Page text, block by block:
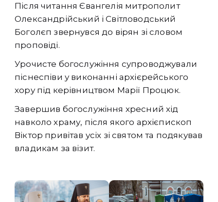
Після читання Євангелія митрополит
Олександрійський і Світловодський
Боголєп звернувся до вірян зі словом
проповіді.
Урочисте богослужіння супроводжували
піснеспіви у виконанні архієрейського
хору під керівництвом Марії Процюк.
Завершив богослужіння хресний хід
навколо храму, після якого архієпископ
Віктор привітав усіх зі святом та подякував
владикам за візит.